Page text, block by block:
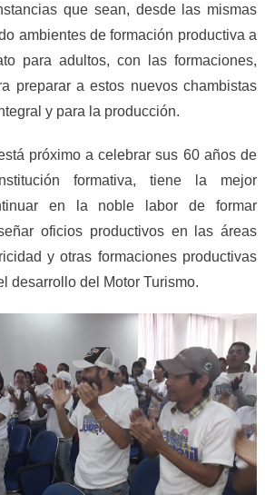
que sean, desde las mismas
ambientes de formación productiva a
para adultos, con las formaciones,
preparar a estos nuevos chambistas
y para la producción.
próximo a celebrar sus 60 años de
formativa, tiene la mejor
en la noble labor de formar
oficios productivos en las áreas
y otras formaciones productivas
desarrollo del Motor Turismo.